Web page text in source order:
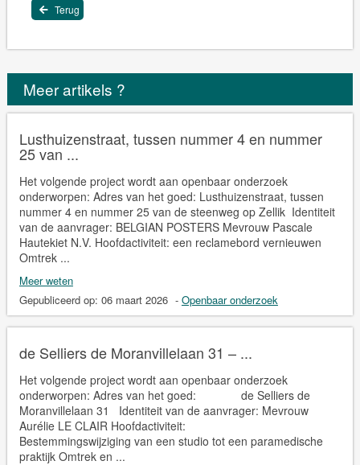
Terug
Meer artikels ?
Lusthuizenstraat, tussen nummer 4 en nummer
25 van ...
Het volgende project wordt aan openbaar onderzoek
onderworpen: Adres van het goed: Lusthuizenstraat, tussen
nummer 4 en nummer 25 van de steenweg op Zellik Identiteit
van de aanvrager: BELGIAN POSTERS Mevrouw Pascale
Hautekiet N.V. Hoofdactiviteit: een reclamebord vernieuwen
Omtrek ...
Meer weten
Gepubliceerd op: 06 maart 2026 - Openbaar onderzoek
de Selliers de Moranvillelaan 31 – ...
Het volgende project wordt aan openbaar onderzoek
onderworpen: Adres van het goed: de Selliers de
Moranvillelaan 31 Identiteit van de aanvrager: Mevrouw
Aurélie LE CLAIR Hoofdactiviteit:
Bestemmingswijziging van een studio tot een paramedische
praktijk Omtrek en ...